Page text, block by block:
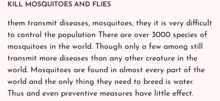
KILL MOSQUITOES AND FLIES
them transmit diseases, mosquitoes, they it is very difficult
to control the population There are over 3000 species of
mosquitoes in the world. Though only a few among still
transmit more diseases than any other creature in the
world. Mosquitoes are found in almost every part of the
world and the only thing they need to breed is water.
Thus and even preventive measures have little effect.